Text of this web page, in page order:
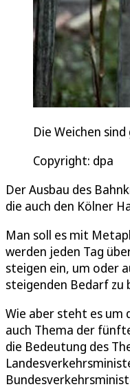
Die Weichen
Copyright: dpa
Der Ausbau des
die auch den Kölner
Man soll es mit
werden jeden Tag
steigen ein, um oder
steigenden Bedarf zu
Wie aber steht es um
auch Thema der
die Bedeutung des